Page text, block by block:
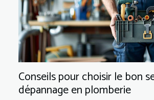
Conseils pour choisir le bon
dépannage en plomberie